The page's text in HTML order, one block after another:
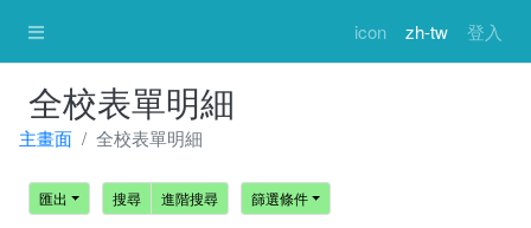
icon zh-tw 登入
全校表單明細
主畫面 全校表單明細
匯出 搜尋 進階搜尋 篩選條件